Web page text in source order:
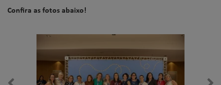
Confira as fotos abaixo!